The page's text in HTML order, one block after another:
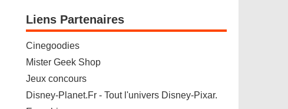
Liens Partenaires
Cinegoodies
Mister Geek Shop
Jeux concours
Disney-Planet.Fr - Tout l'univers Disney-Pixar.